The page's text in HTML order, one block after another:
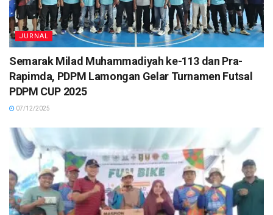
JURNAL
Semarak Milad Muhammadiyah ke-113 dan Pra-
Rapimda, PDPM Lamongan Gelar Turnamen Futsal
PDPM CUP 2025
07/12/2025